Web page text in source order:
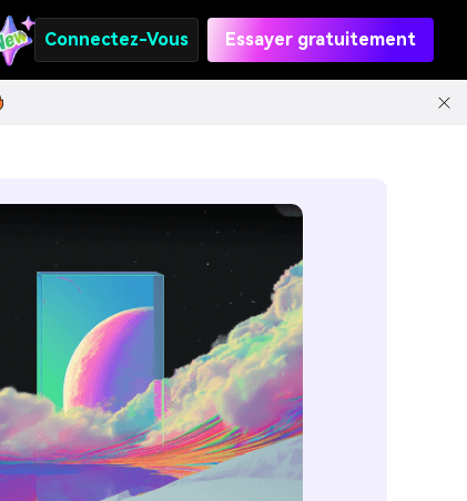
Connectez-Vous Essayer gratuitement